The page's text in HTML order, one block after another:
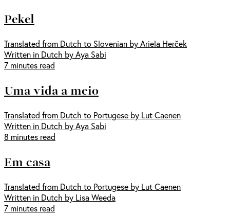
Pekel
Translated from Dutch to Slovenian by Ariela Herček
Written in Dutch by Aya Sabi
7 minutes read
Uma vida a meio
Translated from Dutch to Portugese by Lut Caenen
Written in Dutch by Aya Sabi
8 minutes read
Em casa
Translated from Dutch to Portugese by Lut Caenen
Written in Dutch by Lisa Weeda
7 minutes read